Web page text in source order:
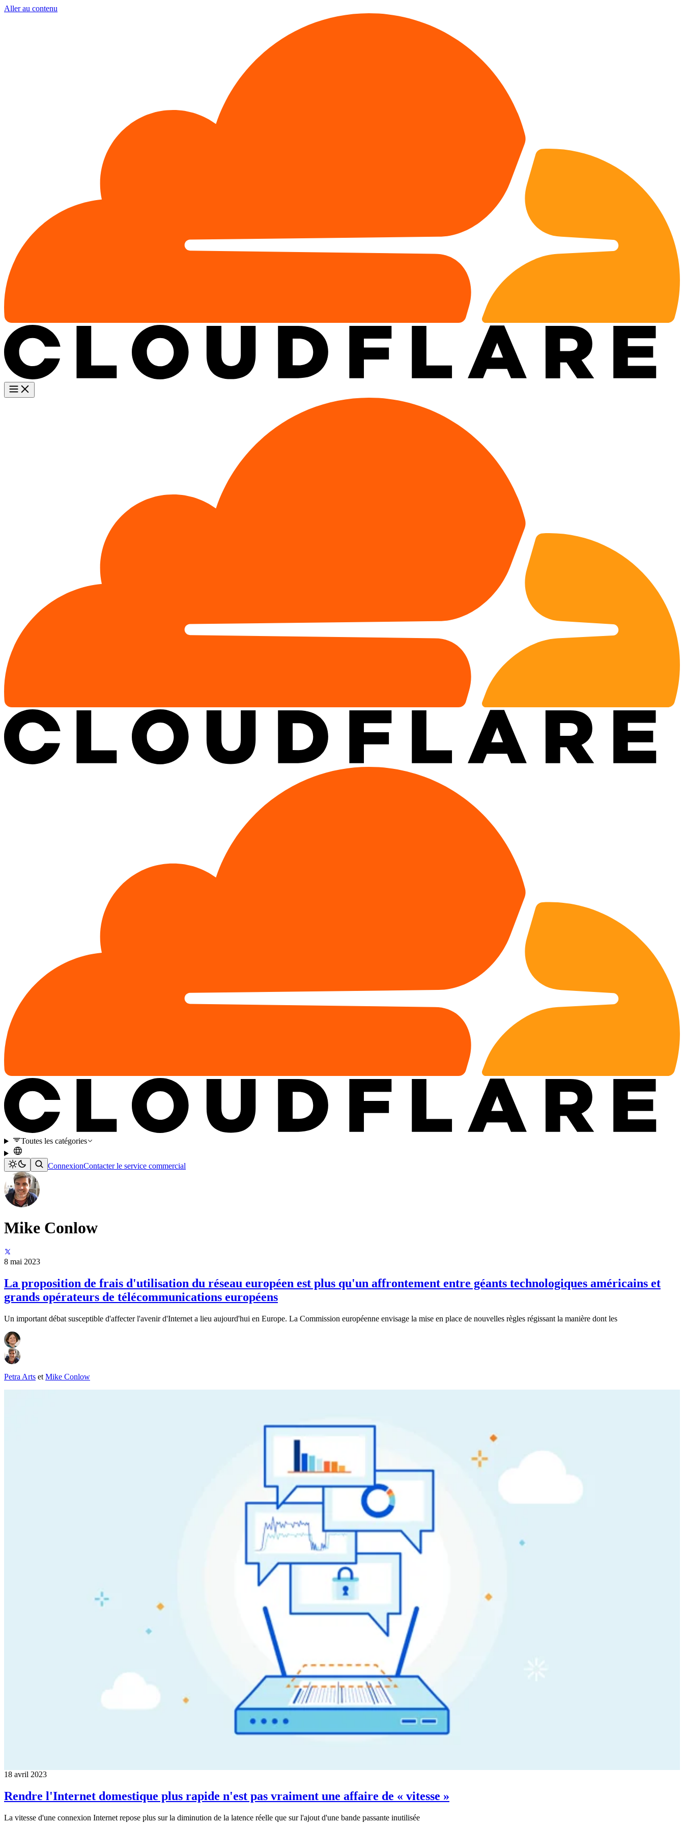
Aller au contenu
Toutes les catégories
ConnexionContacter le service commercial
Mike Conlow
8 mai 2023
La proposition de frais d'utilisation du réseau européen est plus qu'un affrontement entre géants technologiques américains et
grands opérateurs de télécommunications européens
Un important débat susceptible d'affecter l'avenir d'Internet a lieu aujourd'hui en Europe. La Commission européenne envisage la mise en place de nouvelles règles régissant la manière dont les
Petra Arts et Mike Conlow
18 avril 2023
Rendre l'Internet domestique plus rapide n'est pas vraiment une affaire de « vitesse »
La vitesse d'une connexion Internet repose plus sur la diminution de la latence réelle que sur l'ajout d'une bande passante inutilisée